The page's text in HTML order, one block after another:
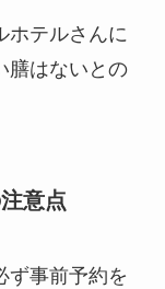
ホテルさんに
膳はないとの
意点
ず事前予約を